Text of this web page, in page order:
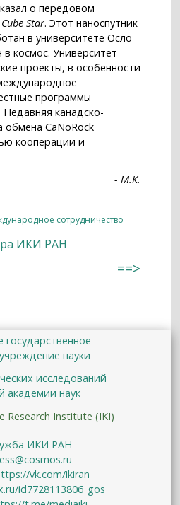
о передовом
Cube Star. Этот наноспутник
в университете Осло
космос. Университет
проекты, в особенности
программы
Недавняя канадско-
обмена CaNoRock
кооперации и
- М.К.
сотрудничество
ИКИ РАН
==>
науки
исследований
академии наук
Research Institute (IKI)
ИКИ РАН
vk.com/ikiran
id7728113806_gos